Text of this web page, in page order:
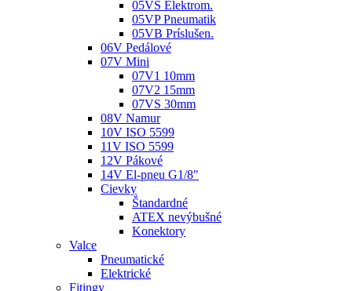
05VS Elektrom.
05VP Pneumatik
05VB Príslušen.
06V Pedálové
07V Mini
07V1 10mm
07V2 15mm
07VS 30mm
08V Namur
10V ISO 5599
11V ISO 5599
12V Pákové
14V El-pneu G1/8"
Cievky
Štandardné
ATEX nevýbušné
Konektory
Valce
Pneumatické
Elektrické
Fitingy